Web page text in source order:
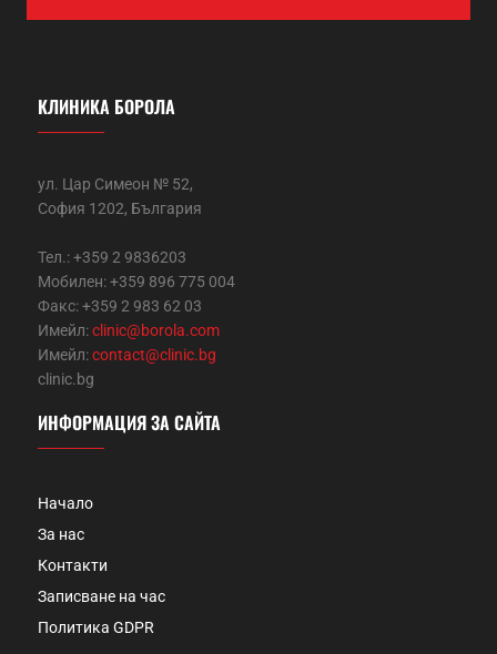
КЛИНИКА БОРОЛА
ул. Цар Симеон № 52,
София 1202, България
Тел.: +359 2 9836203
Мобилен: +359 896 775 004
Факс: +359 2 983 62 03
Имейл:clinic@borola.com
Имейл:contact@clinic.bg
clinic.bg
ИНФОРМАЦИЯ ЗА САЙТА
Начало
За нас
Контакти
Записване на час
Политика GDPR